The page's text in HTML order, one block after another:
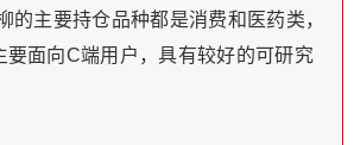
的主要持仓品种都是消费和医药类，
要面向C端用户，具有较好的可研究